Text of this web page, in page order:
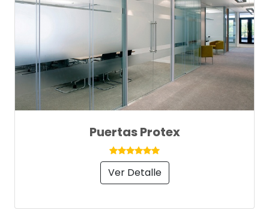
Puertas Protex
Ver Detalle